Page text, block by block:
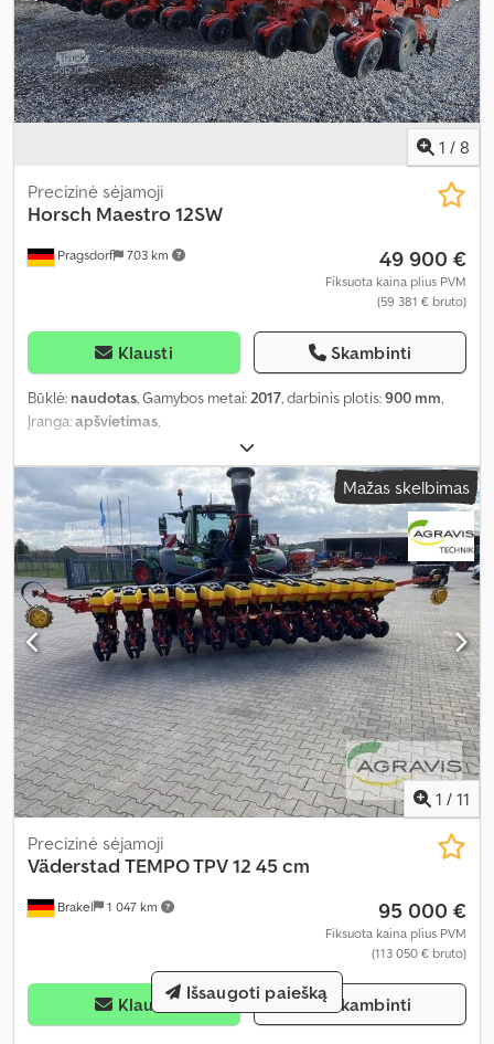
1 / 8
Pragsdorf 703 km
Precizinė sėjamoji
Horsch Maestro 12SW
49 900 €
Fiksuota kaina plius PVM
(59 381 € bruto)
Klausti Skambinti
Būklė: naudotas, Gamybos metai:2017, darbinis plotis:900 mm,
Įranga:apšvietimas,
Mažas skelbimas
1 / 11
Brakel 1 047 km
Precizinė sėjamoji
Väderstad TEMPO TPV 12 45 cm
95 000 €
Fiksuota kaina plius PVM
(113 050 € bruto)
Klausti Skambinti
Išsaugoti paiešką